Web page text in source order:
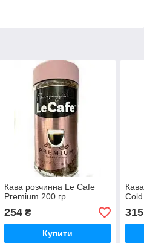
Кава розчинна Le Cafe
Premium 200 гр
254₴
Купити
315